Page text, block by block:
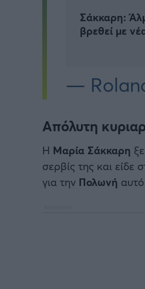
Σάκκαρη:
βρεθεί με
—
Απόλυτη
Η Μαρία Σάκκαρη
σερβίς της και
για την Πολωνή